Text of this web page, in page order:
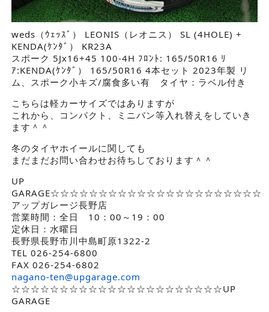
weds（ｳｪｯｽﾞ） LEONIS（レオニス） SL (4HOLE) +
KENDA(ｹﾝﾀﾞ） KR23A
スポーク 5Jx16+45 100-4H ﾌﾛﾝﾄ: 165/50R16 ﾘ
ｱ:KENDA(ｹﾝﾀﾞ） 165/50R16 4本セット 2023年製 リ
ム、スポーク小キズ/腐食多い有 タイヤ：ラベル付き
こちらは軽カーサイズではありますが
これから、コンパクト、ミニバン等入れ替えをしていき
ます＾＾
冬のタイヤホイールに関しても
まだまだお問い合わせお待ちしております＾＾
UP
GARAGE☆☆☆☆☆☆☆☆☆☆☆☆☆☆☆☆☆☆☆☆☆☆
アップガレージ長野店
営業時間：全日 10：00～19：00
定休日：水曜日
長野県長野市川中島町原1322-2
TEL 026-254-6800
FAX 026-254-6802
nagano-ten@upgarage.com
☆☆☆☆☆☆☆☆☆☆☆☆☆☆☆☆☆☆☆☆☆☆UP
GARAGE